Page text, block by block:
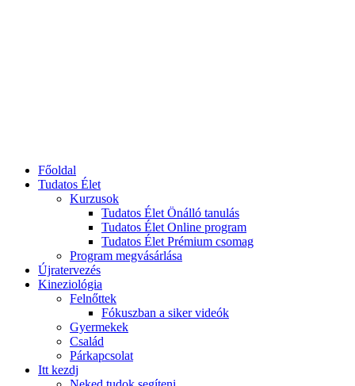
Főoldal
Tudatos Élet
Kurzusok
Tudatos Élet Önálló tanulás
Tudatos Élet Online program
Tudatos Élet Prémium csomag
Program megvásárlása
Újratervezés
Kineziológia
Felnőttek
Fókuszban a siker videók
Gyermekek
Család
Párkapcsolat
Itt kezdj